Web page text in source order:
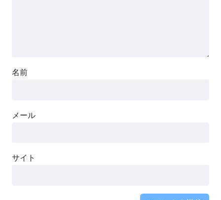
名前
メール
サイト